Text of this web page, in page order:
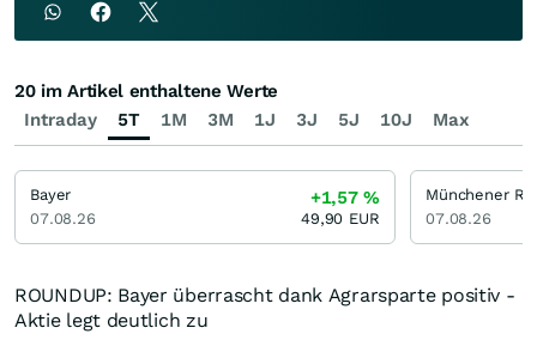
ROUNDUP: Bayer überrascht dank Agrarsparte positiv -
Aktie legt deutlich zu
Intraday 5T 1M 3M 1J 3J 5J 10J Max
20 im Artikel enthaltene Werte
Bayer
07.08.26
+1,57%
49,90 EUR
Münchener
07.08.26